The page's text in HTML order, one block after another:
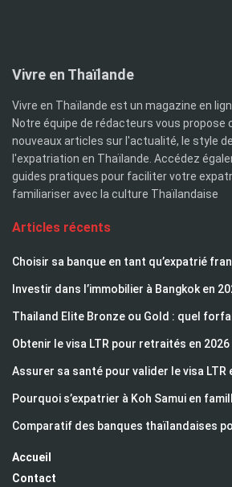
Vivre en Thaïlande
Vivre en Thaïlande est un magazine en
Notre équipe de rédacteurs vous propose
nouveaux articles sur l'actualité, le style
l'expatriation en Thaïlande. Accédez
guides pratiques pour faciliter votre
familiariser avec la culture Thaïlandaise
Articles récents
Choisir sa banque en tant qu’expatrié
Investir dans l’immobilier à Bangkok en
Thailand Elite Bronze ou Gold : quel
Obtenir le visa LTR pour retraités en 2026
Assurer sa santé pour valider le visa LTR
Pourquoi s’expatrier à Koh Samui en
Comparatif des banques thaïlandaises
Accueil
Contact